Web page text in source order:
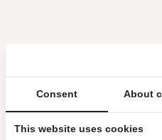
Consent About
This website uses cookies